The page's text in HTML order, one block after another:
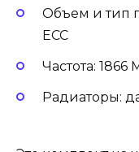
Объем и тип
ECC
Частота: 1866
Радиаторы: